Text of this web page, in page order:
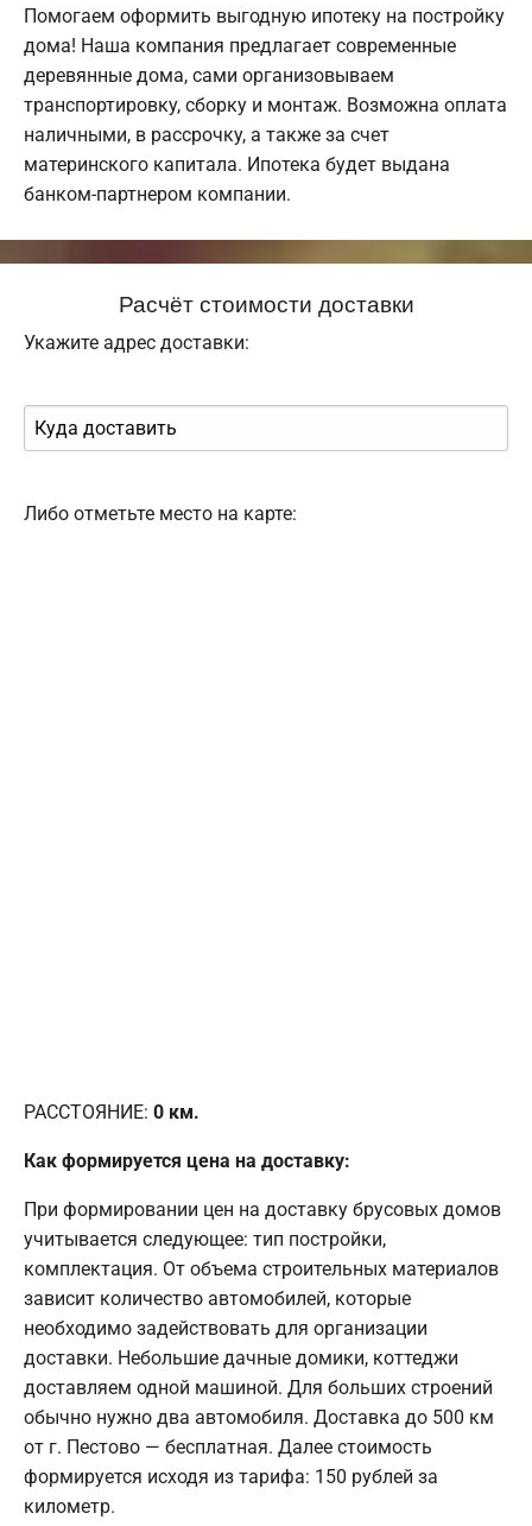
Помогаем оформить выгодную ипотеку на постройку
дома! Наша компания предлагает современные
деревянные дома, сами организовываем
транспортировку, сборку и монтаж. Возможна оплата
наличными, в рассрочку, а также за счет
материнского капитала. Ипотека будет выдана
банком-партнером компании.
Расчёт стоимости доставки
Укажите адрес доставки:
Либо отметьте место на карте:
РАССТОЯНИЕ: 0 км.
Как формируется цена на доставку:
При формировании цен на доставку брусовых домов
учитывается следующее: тип постройки,
комплектация. От объема строительных материалов
зависит количество автомобилей, которые
необходимо задействовать для организации
доставки. Небольшие дачные домики, коттеджи
доставляем одной машиной. Для больших строений
обычно нужно два автомобиля. Доставка до 500 км
от г. Пестово — бесплатная. Далее стоимость
формируется исходя из тарифа: 150 рублей за
километр.